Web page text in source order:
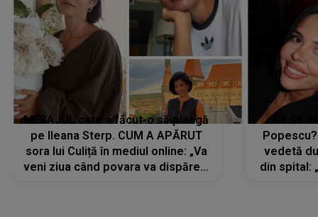
MESAJUL care a făcut-o să plângă
pe Ileana Sterp. CUM A APĂRUT
sora lui Culiță în mediul online: „Va
veni ziua când povara va dispărea,
vedetă
din spital: